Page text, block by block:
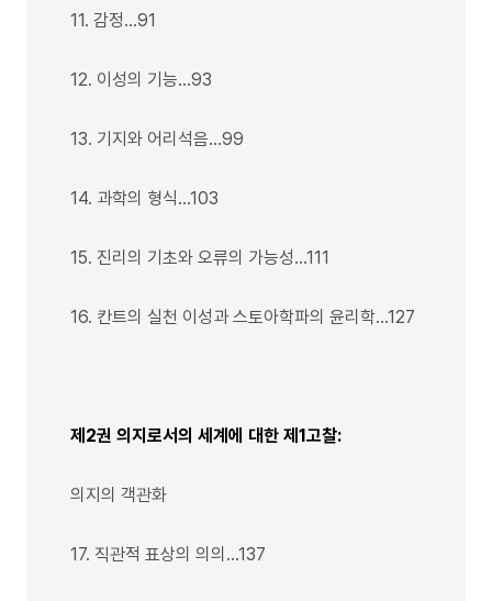
11. 감정…91
12. 이성의 기능…93
13. 기지와 어리석음…99
14. 과학의 형식…103
15. 진리의 기초와 오류의 가능성…111
16. 칸트의 실천 이성과 스토아학파의 윤리학…127
제2권 의지로서의 세계에 대한 제1고찰:
의지의 객관화
17. 직관적 표상의 의의…137